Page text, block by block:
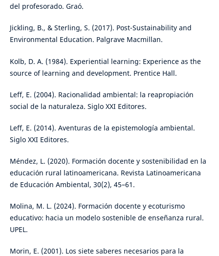
del profesorado. Graó.
Jickling, B., & Sterling, S. (2017). Post-Sustainability and
Environmental Education. Palgrave Macmillan.
Kolb, D. A. (1984). Experiential learning: Experience as the
source of learning and development. Prentice Hall.
Leff, E. (2004). Racionalidad ambiental: la reapropiación
social de la naturaleza. Siglo XXI Editores.
Leff, E. (2014). Aventuras de la epistemología ambiental.
Siglo XXI Editores.
Méndez, L. (2020). Formación docente y sostenibilidad en la
educación rural latinoamericana. Revista Latinoamericana
de Educación Ambiental, 30(2), 45–61.
Molina, M. L. (2024). Formación docente y ecoturismo
educativo: hacia un modelo sostenible de enseñanza rural.
UPEL.
Morin, E. (2001). Los siete saberes necesarios para la